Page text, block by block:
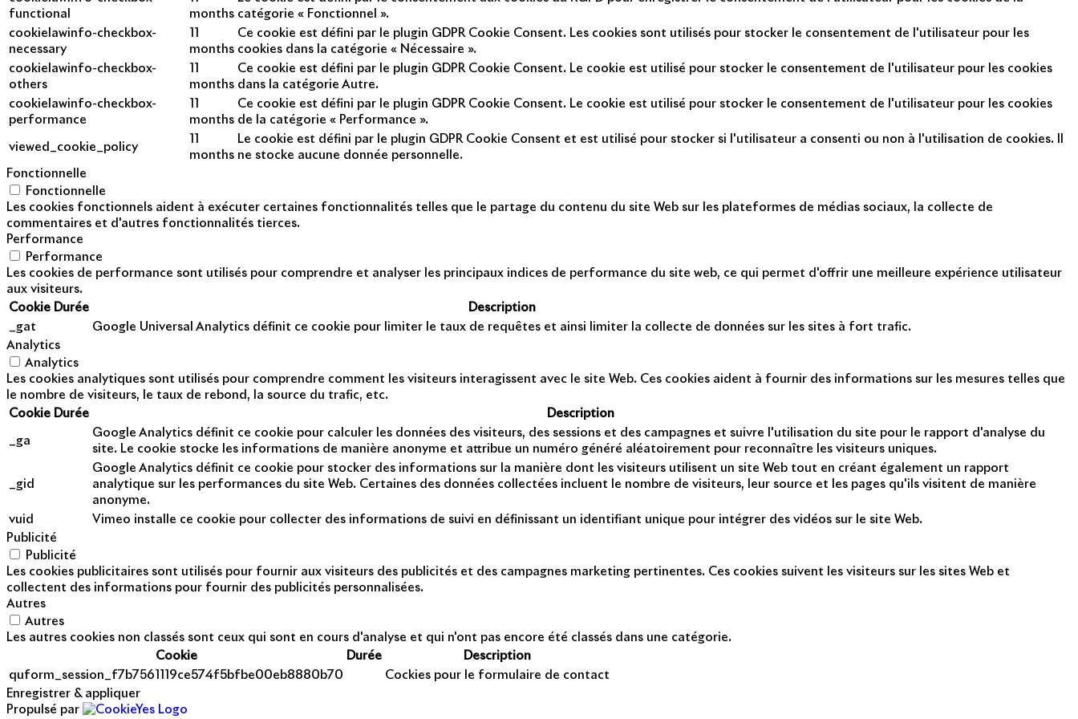
functional
months catégorie « Fonctionnel ».
cookielawinfo-checkbox-
necessary
months
Ce cookie est défini par le plugin GDPR Cookie Consent. Les cookies sont utilisés pour stocker le consentement de l'utilisateur pour les
cookies dans la catégorie « Nécessaire ».
cookielawinfo-checkbox-
others
months
Ce cookie est défini par le plugin GDPR Cookie Consent. Le cookie est utilisé pour stocker le consentement de l'utilisateur pour les cookies
dans la catégorie Autre.
cookielawinfo-checkbox-
performance
months
Ce cookie est défini par le plugin GDPR Cookie Consent. Le cookie est utilisé pour stocker le consentement de l'utilisateur pour les cookies
de la catégorie « Performance ».
viewed_cookie_policy
months
Le cookie est défini par le plugin GDPR Cookie Consent et est utilisé pour stocker si l'utilisateur a consenti ou non à l'utilisation de cookies. Il
ne stocke aucune donnée personnelle.
Fonctionnelle
Fonctionnelle
Les cookies fonctionnels aident à exécuter certaines fonctionnalités telles que le partage du contenu du site Web sur les plateformes de médias sociaux, la collecte de
commentaires et d'autres fonctionnalités tierces.
Performance
Performance
Les cookies de performance sont utilisés pour comprendre et analyser les principaux indices de performance du site web, ce qui permet d'offrir une meilleure expérience utilisateur
aux visiteurs.
Cookie Durée
Description
_gat
Google Universal Analytics définit ce cookie pour limiter le taux de requêtes et ainsi limiter la collecte de données sur les sites à fort trafic.
Analytics
Analytics
Les cookies analytiques sont utilisés pour comprendre comment les visiteurs interagissent avec le site Web. Ces cookies aident à fournir des informations sur les mesures telles que
le nombre de visiteurs, le taux de rebond, la source du trafic, etc.
Cookie Durée Description
_ga
Google Analytics définit ce cookie pour calculer les données des visiteurs, des sessions et des campagnes et suivre l'utilisation du site pour le rapport d'analyse du
site. Le cookie stocke les informations de manière anonyme et attribue un numéro généré aléatoirement pour reconnaître les visiteurs uniques.
_gid
Google Analytics définit ce cookie pour stocker des informations sur la manière dont les visiteurs utilisent un site Web tout en créant également un rapport
analytique sur les performances du site Web. Certaines des données collectées incluent le nombre de visiteurs, leur source et les pages qu'ils visitent de manière
anonyme.
vuid
Vimeo installe ce cookie pour collecter des informations de suivi en définissant un identifiant unique pour intégrer des vidéos sur le site Web.
Publicité
Publicité
Les cookies publicitaires sont utilisés pour fournir aux visiteurs des publicités et des campagnes marketing pertinentes. Ces cookies suivent les visiteurs sur les sites Web et
collectent des informations pour fournir des publicités personnalisées.
Autres
Autres
Les autres cookies non classés sont ceux qui sont en cours d'analyse et qui n'ont pas encore été classés dans une catégorie.
Cookie
Durée
Description
quform_session_f7b7561119ce574f5bfbe00eb8880b70
Cockies pour le formulaire de contact
Enregistrer & appliquer
Propulsé par